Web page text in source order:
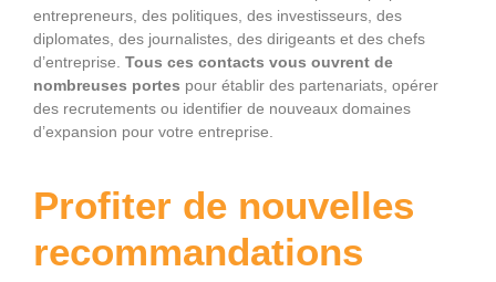
entrepreneurs, des politiques, des investisseurs, des
diplomates, des journalistes, des dirigeants et des chefs
d’entreprise. Tous ces contacts vous ouvrent de
nombreuses portes pour établir des partenariats, opérer
des recrutements ou identifier de nouveaux domaines
d’expansion pour votre entreprise.
Profiter de nouvelles
recommandations